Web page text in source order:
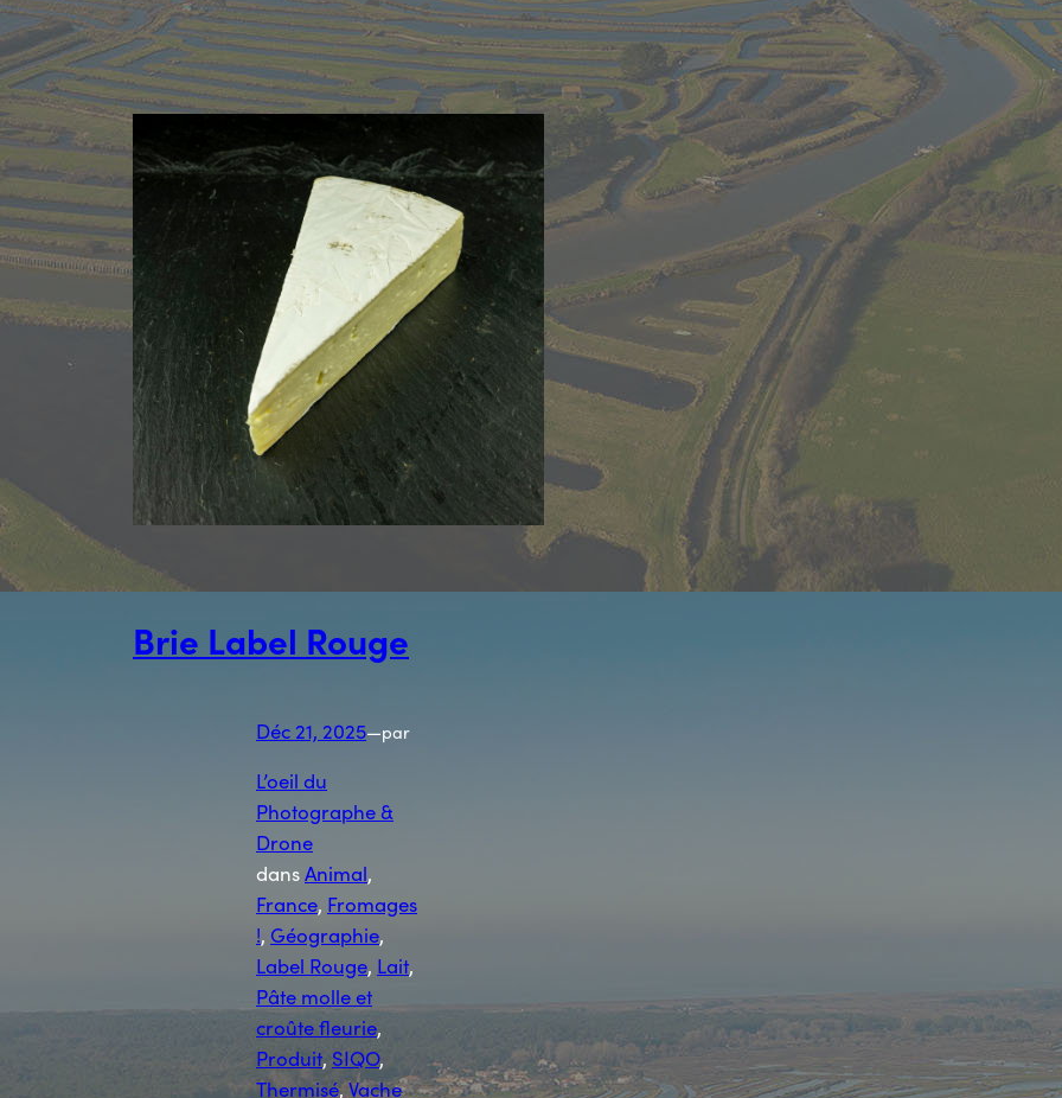
Brie Label Rouge
Déc 21, 2025—par
L’oeil du
Photographe &
Drone
dansAnimal
France, Fromages
!, Géographie
Label Rouge, Lait
Pâte molle et
croûte fleurie
Produit, SIQO
Thermisé, Vache